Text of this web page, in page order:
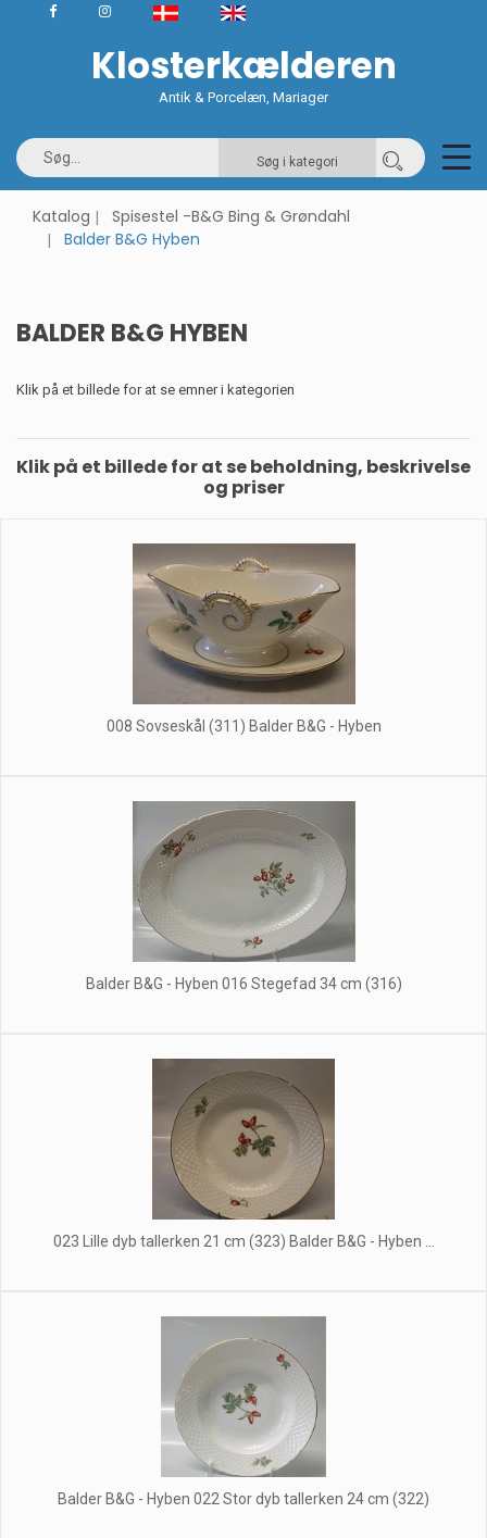
Klosterkælderen
Antik & Porcelæn, Mariager
Søg i kategori
Katalog
Spisestel -B&G Bing & Grøndahl
Balder B&G Hyben
BALDER B&G HYBEN
Klik på et billede for at se emner i kategorien
Klik på et billede for at se beholdning, beskrivelse
og priser
008 Sovseskål (311) Balder B&G - Hyben
Balder B&G - Hyben 016 Stegefad 34 cm (316)
023 Lille dyb tallerken 21 cm (323) Balder B&G - Hyben ...
Balder B&G - Hyben 022 Stor dyb tallerken 24 cm (322)